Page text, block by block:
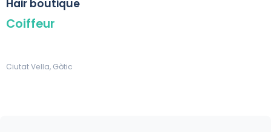
Hair boutique
Coiffeur
Ciutat Vella, Gòtic